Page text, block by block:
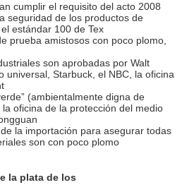
cumplir el requisito del acto 2008
seguridad de los productos de
estándar 100 de Tex
prueba amistosos con poco plomo,
son aprobadas por Walt
universal, Starbuck, el NBC, la oficina
(ambientalmente digna de
oficina de la protección del medio
la importación para asegurar todas
son con poco plomo